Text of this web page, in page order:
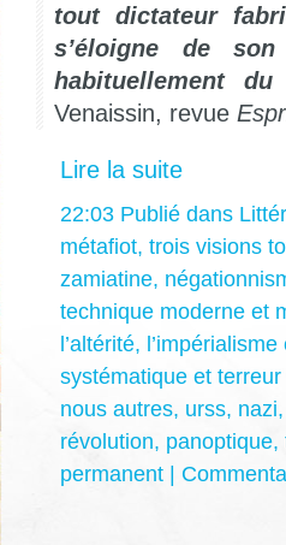
tout dictateur
s’éloigne de
habituellement
Venaissin, revue
Lire la suite
22:03 Publié dans
métafiot, trois visions
zamiatine,
technique moderne et
l’altérité,
systématique et
nous autres, urss, nazi,
révolution, panoptique,
permanent |